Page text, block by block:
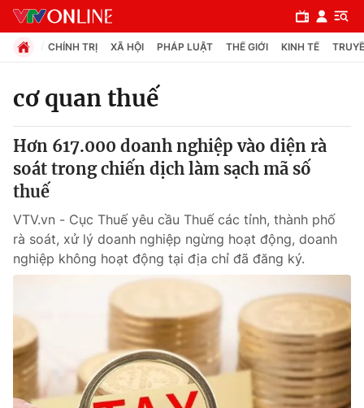
Chuyên mục
Chính trị
Pháp luật
Thế giới
Tin tức
Kinh tế
CHÍNH TRỊ XÃ HỘI PHÁP LUẬT THẾ GIỚI KINH TẾ
cơ quan thuế
Hơn 617.000 doanh nghiệp vào diện rà
soát trong chiến dịch làm sạch mã số
thuế
VTV.vn - Cục Thuế yêu cầu Thuế các tỉnh, thành phố
rà soát, xử lý doanh nghiệp ngừng hoạt động, doanh
nghiệp không hoạt động tại địa chỉ đã đăng ký.